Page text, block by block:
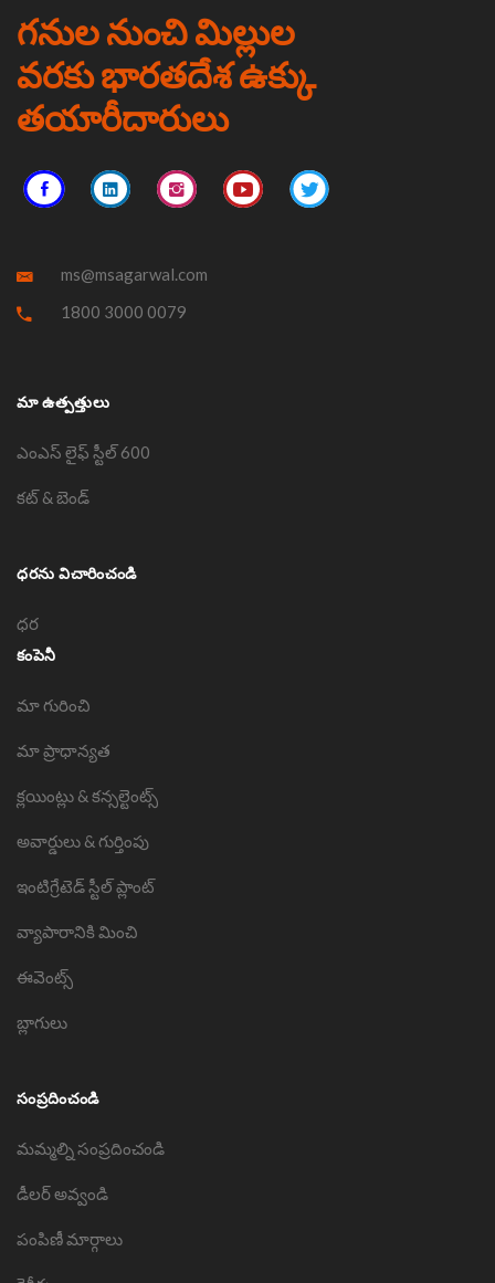
గనుల నుంచి మిల్లుల
వరకు భారతదేశ ఉక్కు
తయారీదారులు
ms@msagarwal.com
1800 3000 0079
మా ఉత్పత్తులు
ఎంఎస్ లైఫ్ స్టీల్ 600
కట్ & బెండ్
ధరను విచారించండి
ధర
కంపెనీ
మా గురించి
మా ప్రాధాన్యత
క్లయింట్లు & కన్సల్టెంట్స్
అవార్డులు & గుర్తింపు
ఇంటిగ్రేటెడ్ స్టీల్ ప్లాంట్
వ్యాపారానికి మించి
ఈవెంట్స్
బ్లాగులు
సంప్రదించండి
మమ్మల్ని సంప్రదించండి
డీలర్ అవ్వండి
పంపిణీ మార్గాలు